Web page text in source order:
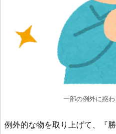
一部の例外に惑わ
例外的な物を取り上げて、『